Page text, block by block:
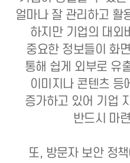
얼마나 잘 관리하고 활
하지만 기업의 대외
중요한 정보들이 화
통해 쉽게 외부로 유
이미지나 콘텐츠 등
증가하고 있어 기업
반드시 마
또, 방문자 보안 정